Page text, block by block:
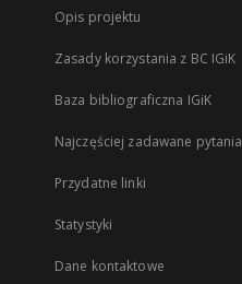
Opis projektu
Zasady korzystania z BC IGiK
Baza bibliograficzna IGiK
Najczęściej zadawane pytania
Przydatne linki
Statystyki
Dane kontaktowe